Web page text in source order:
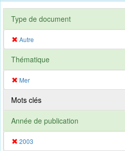
Type de document
Autre
Thématique
Mer
Mots clés
Année de publication
2003